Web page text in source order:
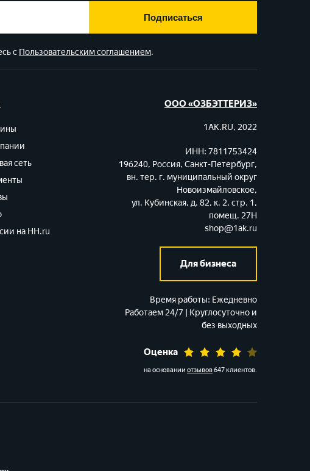
Подписаться
с Пользовательским соглашением.
сеть
на HH.ru
ООО «ОЗБЭТТЕРИЗ»
1AK.RU, 2022
ИНН: 7811753424
196240, Россия, Санкт-Петербург,
вн. тер. г. муниципальный округ
Новоизмайловское,
ул. Кубинская, д. 82, к. 2, стр. 1,
помещ. 27Н
shop@1ak.ru
Для бизнеса
Время работы: Ежедневно
Работаем 24/7 | Круглосуточно и
без выходных
Оценка
на основании отзывов647 клиентов.